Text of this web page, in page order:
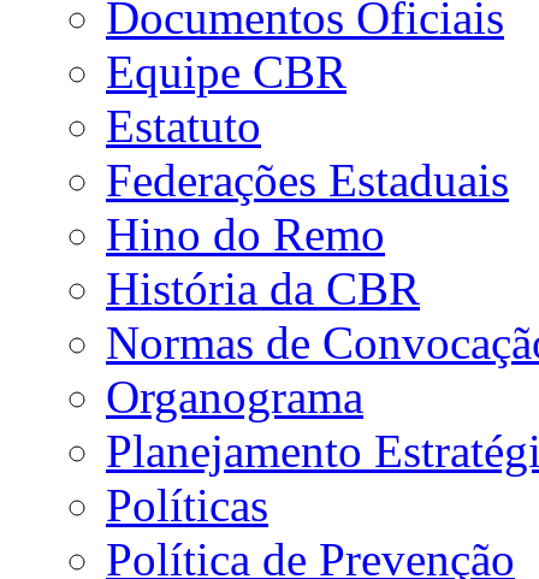
Documentos Oficiais
Equipe CBR
Estatuto
Federações Estaduais
Hino do Remo
História da CBR
Normas de
Organograma
Planejamento
Políticas
Política de Prevenção